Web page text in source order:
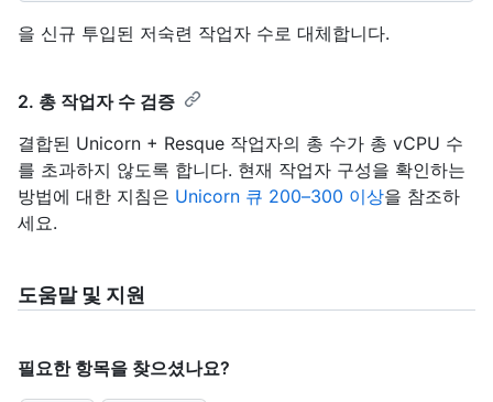
을 신규 투입된 저숙련 작업자 수로 대체합니다.
2. 총 작업자 수 검증
결합된 Unicorn + Resque 작업자의 총 수가 총 vCPU 수
를 초과하지 않도록 합니다. 현재 작업자 구성을 확인하는
방법에 대한 지침은 Unicorn 큐 200–300 이상을 참조하
세요.
도움말 및 지원
필요한 항목을 찾으셨나요?